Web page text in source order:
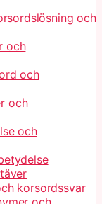
och
och
och
och
och
korsordssvar